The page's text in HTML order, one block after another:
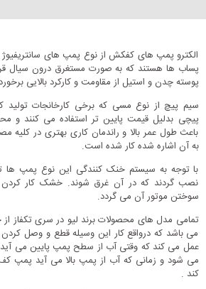
الکترو پمپ های کفکش از نوع ­­­­­­­­­پمپ های سانتریفیوژ
پوسته چدن و استیل از مقاومت و کارکرد بالایی
سیم پیچ از نوع مسی که برخی کارخانجات تولید
پیچی بدلیل قیمت پایین تر استفاده می کنند و
باعث طول عمر بالا و راندمان کاری بهتری در کلیه
به آن اشاره شده کار شده است.
با توجه به سیستم خنک کنندگی این نوع پمپ ها
نصب گردند که در آن غرق شوند. خشک کار
سوختن موتور آن می گردد.
می باشد که درواقع کار این وسیله قطع و وصل
عمل می کند که وقتی آب از سطح پمپ پایین می
می شود و زمانی که آب از پمپ بالا می آید پمپ
کند .